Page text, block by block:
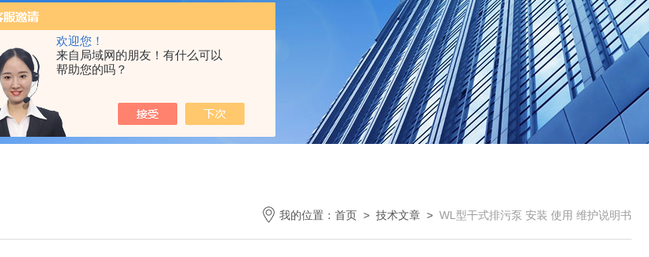
欢迎您！
来自局域网的朋友！有什么可以
帮助您的吗？
我的位置： 首页 > 技术文章 > WL型干式排污泵 安装 使用 维护说明书